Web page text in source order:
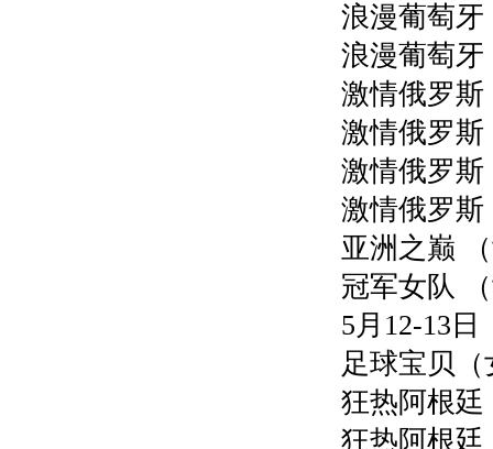
浪漫葡萄牙
浪漫葡萄牙
激情俄罗斯
激情俄罗斯
激情俄罗斯
激情俄罗斯
亚洲之巅
冠军女队
5月12-13日
足球宝贝
狂热阿根廷
狂热阿根廷